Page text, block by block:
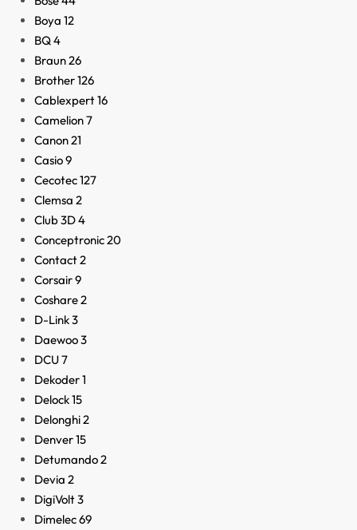
Boya 12
BQ4
Braun26
Brother126
Cablexpert16
Camelion7
Canon21
Casio9
Cecotec127
Clemsa 2
Club 3D4
Conceptronic20
Contact2
Corsair9
Coshare2
D-Link3
Daewoo3
DCU7
Dekoder1
Delock15
Delonghi2
Denver15
Detumando2
Devia 2
DigiVolt3
Dimelec69